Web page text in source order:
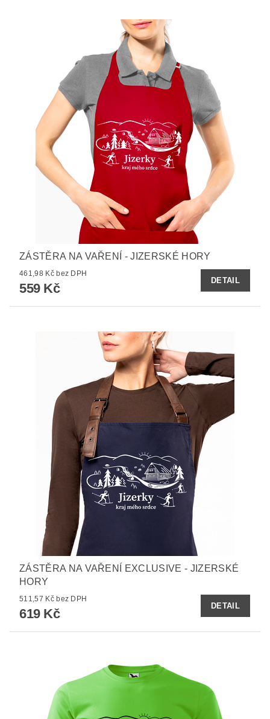
ZÁSTĚRA NA VAŘENÍ - JIZERSKÉ HORY
461,98 Kč bez DPH
559 Kč
DETAIL
ZÁSTĚRA NA VAŘENÍ EXCLUSIVE - JIZERSKÉ
HORY
511,57 Kč bez DPH
619 Kč
DETAIL